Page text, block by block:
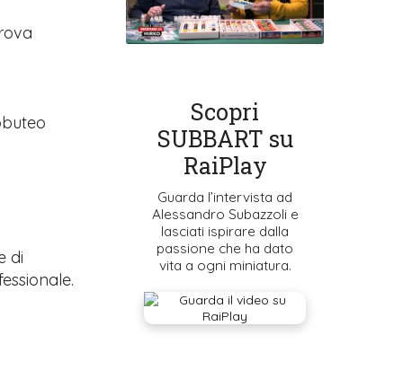
di
Scopri
SUBBART su
RaiPlay
Guarda l’intervista ad
Alessandro Subazzoli e
lasciati ispirare dalla
passione che ha dato
vita a ogni miniatura.